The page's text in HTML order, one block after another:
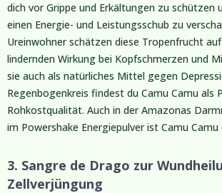
dich vor Grippe und Erkältungen zu schützen
einen Energie- und Leistungsschub zu
Ureinwohner schätzen diese Tropenfrucht
lindernden Wirkung bei Kopfschmerzen und
sie auch als natürliches Mittel gegen
Regenbogenkreis findest du Camu Camu als
Rohkostqualität. Auch in der Amazonas
im Powershake Energiepulver ist Camu
3. Sangre de Drago zur
Zellverjüngung